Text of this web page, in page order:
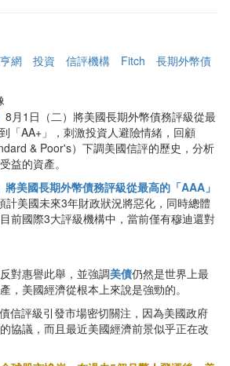
網 投資 信評機構 Fitch
長期外幣債
8月1日（二）將美國長期外幣債務評級從最
「AA+」，刺激投資人避險情緒，回顧
& Poor's）下調美國信評的歷史，分析
益的資產。
美國長期外幣債務評級從最高的「AAA」
計美國未來3年財政狀況將惡化，同時總體
前國際3大評級機構中，當前僅有穆迪還對
對惠譽此舉，並強調美債仍然是世界上最
，美國經濟從根本上來說是強勁的。
信評級引發市場密切關注，因為美國政府
協議，而且最近美國經濟前景似乎正在改